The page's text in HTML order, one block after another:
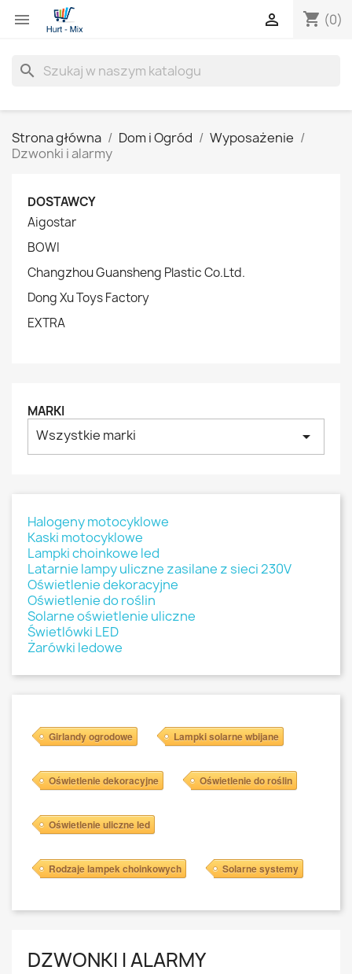
 shopping_cart (0)

search
Strona główna Dom i Ogród
Wyposażenie
Dzwonki i alarmy
DOSTAWCY
Aigostar
BOWI
Changzhou Guansheng Plastic Co.Ltd.
Dong Xu Toys Factory
EXTRA
MARKI
Wszystkie marki arrow_drop_down
Halogeny motocyklowe
Kaski motocyklowe
Lampki choinkowe led
Latarnie lampy uliczne zasilane z sieci 230V
Oświetlenie dekoracyjne
Oświetlenie do roślin
Solarne oświetlenie uliczne
Świetlówki LED
Żarówki ledowe
Girlandy ogrodowe Lampki solarne wbijane
Oświetlenie dekoracyjne Oświetlenie do roślin
Oświetlenie uliczne led
Rodzaje lampek choinkowych Solarne systemy
DZWONKI I ALARMY